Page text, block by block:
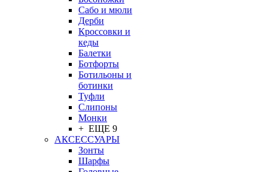
Сабо и мюли
Дерби
Кроссовки и
кеды
Балетки
Ботфорты
Ботильоны и
ботинки
Туфли
Слипоны
Монки
+ ЕЩЕ 9
АКСЕССУАРЫ
Зонты
Шарфы